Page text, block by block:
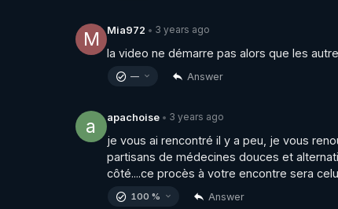
M Mia972 • 3 years ago
la video ne démarre pas alors que les
— Answer
a apachoise • 3 years ago
je vous ai rencontré il y a peu, je vous
partisans de médecines douces et
côté....ce procès à votre encontre sera
100 % Answer